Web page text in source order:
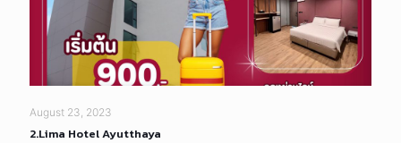
August 23, 2023
2.Lima Hotel Ayutthaya